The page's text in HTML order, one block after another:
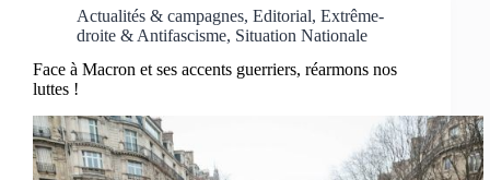
Actualités & campagnes, Editorial, Extrême-
droite & Antifascisme, Situation Nationale
Face à Macron et ses accents guerriers, réarmons nos
luttes !